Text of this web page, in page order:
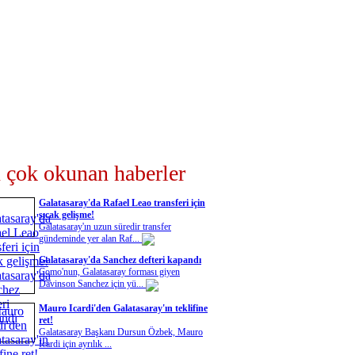
çok okunan haberler
Galatasaray'da Rafael Leao transferi için
sıcak gelişme!
Galatasaray'ın uzun süredir transfer
gündeminde yer alan Raf...
Galatasaray'da Sanchez defteri kapandı
Como'nun, Galatasaray forması giyen
Davinson Sanchez için yü...
Mauro Icardi'den Galatasaray'ın teklifine
ret!
Galatasaray Başkanı Dursun Özbek, Mauro
Icardi için ayrılık ...